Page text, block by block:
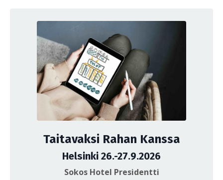
Taitavaksi Rahan Kanssa
Helsinki 26.-27.9.2026
Sokos Hotel Presidentti